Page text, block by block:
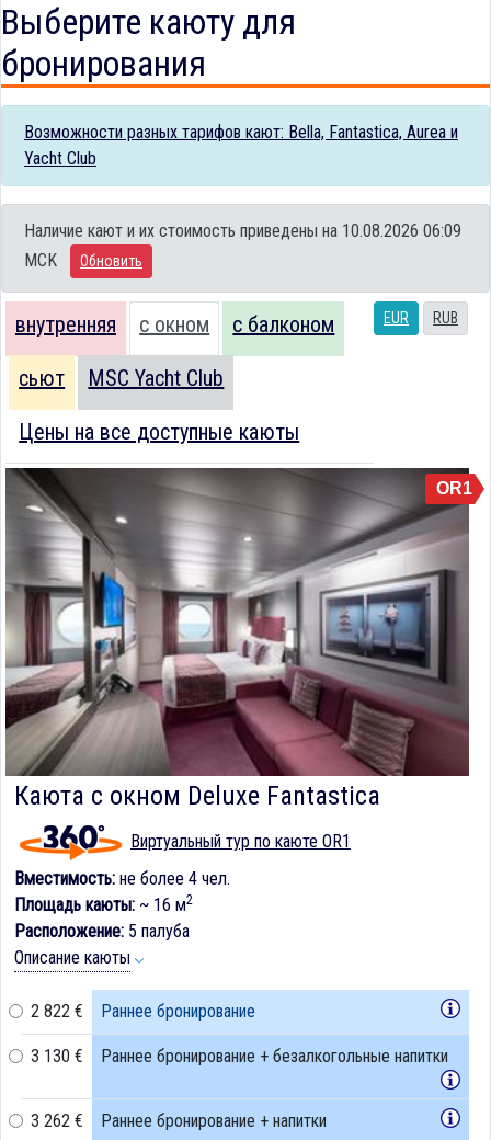
Выберите каюту для
бронирования
Возможности разных тарифов кают: Bella, Fantastica, Aurea и
Yacht Club
Наличие кают и их стоимость приведены на 10.08.2026 06:09
MCK
Обновить
EUR RUB
внутренняя с окном с балконом
сьют MSC Yacht Club
Цены на все доступные каюты
OR1
Каюта с окном Deluxe Fantastica
Виртуальный тур по каюте OR1
Вместимость: не более 4 чел.
Площадь каюты: ~ 16 м2
Расположение: 5 палуба
Описание каюты
2 822 € Раннее бронирование
3 130 € Раннее бронирование + безалкогольные напитки
3 262 € Раннее бронирование + напитки